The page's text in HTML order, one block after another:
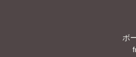
ボ